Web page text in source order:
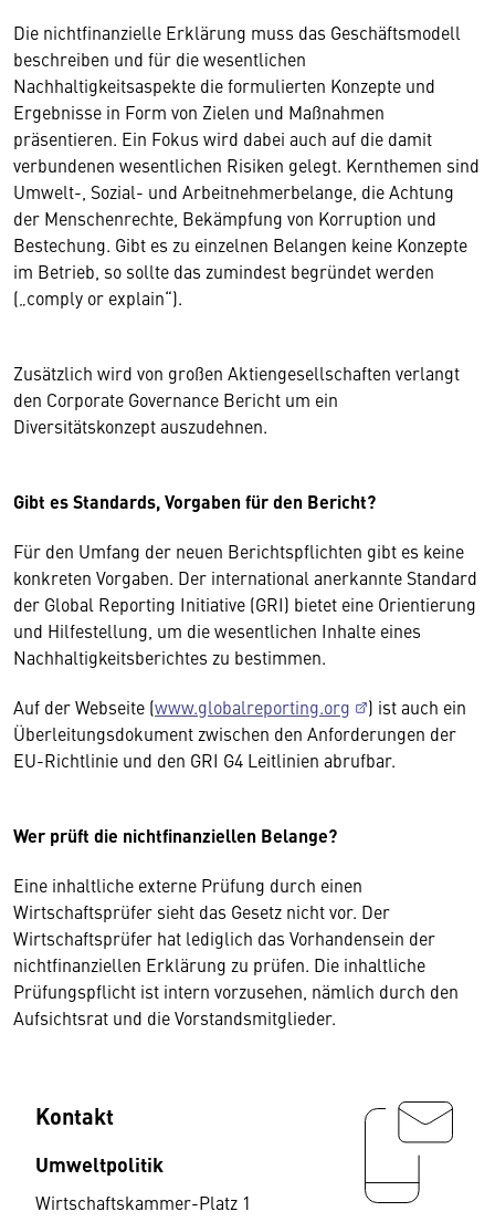
Die nichtfinanzielle Erklärung muss das Geschäftsmodell
beschreiben und für die wesentlichen
Nachhaltigkeitsaspekte die formulierten Konzepte und
Ergebnisse in Form von Zielen und Maßnahmen
präsentieren. Ein Fokus wird dabei auch auf die damit
verbundenen wesentlichen Risiken gelegt. Kernthemen sind
Umwelt-, Sozial- und Arbeitnehmerbelange, die Achtung
der Menschenrechte, Bekämpfung von Korruption und
Bestechung. Gibt es zu einzelnen Belangen keine Konzepte
im Betrieb, so sollte das zumindest begründet werden
(„comply or explain“).
Zusätzlich wird von großen Aktiengesellschaften verlangt
den Corporate Governance Bericht um ein
Diversitätskonzept auszudehnen.
Gibt es Standards, Vorgaben für den Bericht?
Für den Umfang der neuen Berichtspflichten gibt es keine
konkreten Vorgaben. Der international anerkannte Standard
der Global Reporting Initiative (GRI) bietet eine Orientierung
und Hilfestellung, um die wesentlichen Inhalte eines
Nachhaltigkeitsberichtes zu bestimmen.
Auf der Webseite (www.globalreporting.org
) ist auch ein
Überleitungsdokument zwischen den Anforderungen der
EU-Richtlinie und den GRI G4 Leitlinien abrufbar.
Wer prüft die nichtfinanziellen Belange?
Eine inhaltliche externe Prüfung durch einen
Wirtschaftsprüfer sieht das Gesetz nicht vor. Der
Wirtschaftsprüfer hat lediglich das Vorhandensein der
nichtfinanziellen Erklärung zu prüfen. Die inhaltliche
Prüfungspflicht ist intern vorzusehen, nämlich durch den
Aufsichtsrat und die Vorstandsmitglieder.
Kontakt
Umweltpolitik
Wirtschaftskammer-Platz 1